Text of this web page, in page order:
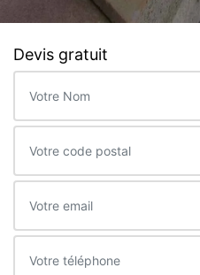
Devis gratuit